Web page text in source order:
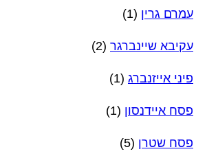
עמרם גרין (1)
עקיבא שיינברגר (2)
פיני אייזנברג (1)
פסח איידנסון (1)
פסח שטרן (5)